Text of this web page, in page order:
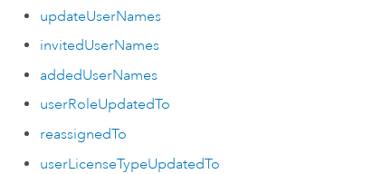
updateUserNames
invitedUserNames
addedUserNames
userRoleUpdatedTo
reassignedTo
userLicenseTypeUpdatedTo